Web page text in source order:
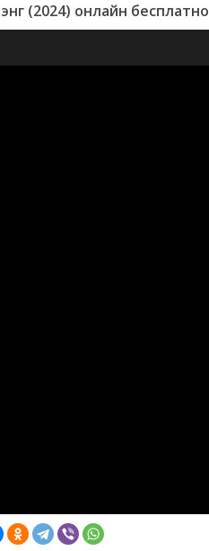
(2024) онлайн бесплатно